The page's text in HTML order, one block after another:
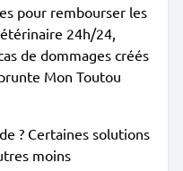
pour rembourser les
24h/24,
de dommages créés
Mon Toutou
? Certaines solutions
moins